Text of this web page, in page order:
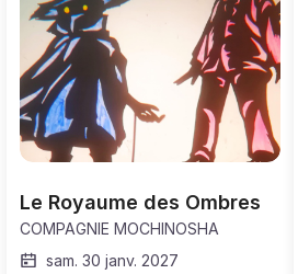
Le Royaume des Ombres
COMPAGNIE MOCHINOSHA
sam. 30 janv. 2027